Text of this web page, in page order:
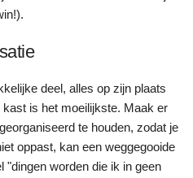
deel, alles op zijn plaats
kast is het moeilijkste. Maak er
te houden, zodat je
oppast, kan een weggegooide
worden die ik in geen